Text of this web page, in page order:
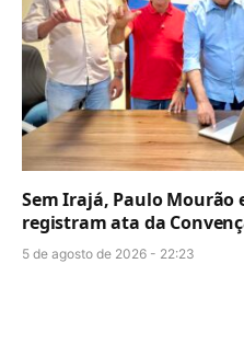
Sem Irajá, Paulo Mourão
registram ata da
5 de agosto de 2026 - 22:23